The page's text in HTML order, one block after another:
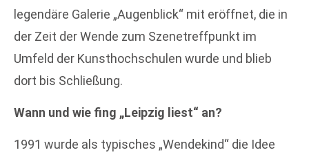
legendäre Galerie „Augenblick“ mit eröffnet, die in
der Zeit der Wende zum Szenetreffpunkt im
Umfeld der Kunsthochschulen wurde und blieb
dort bis Schließung.
Wann und wie fing „Leipzig liest“ an?
1991 wurde als typisches „Wendekind“ die Idee